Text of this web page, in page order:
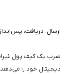
ارسال، دریافت،
ضرب یک کیف پول
دیجیتال خود را